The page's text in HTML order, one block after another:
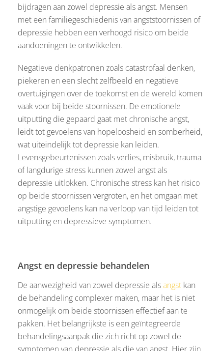
bijdragen aan zowel depressie als angst. Mensen
met een familiegeschiedenis van angststoornissen of
depressie hebben een verhoogd risico om beide
aandoeningen te ontwikkelen.
Negatieve denkpatronen zoals catastrofaal denken,
piekeren en een slecht zelfbeeld en negatieve
overtuigingen over de toekomst en de wereld komen
vaak voor bij beide stoornissen. De emotionele
uitputting die gepaard gaat met chronische angst,
leidt tot gevoelens van hopeloosheid en somberheid,
wat uiteindelijk tot depressie kan leiden.
Levensgebeurtenissen zoals verlies, misbruik, trauma
of langdurige stress kunnen zowel angst als
depressie uitlokken. Chronische stress kan het risico
op beide stoornissen vergroten, en het omgaan met
angstige gevoelens kan na verloop van tijd leiden tot
uitputting en depressieve symptomen.
Angst en depressie behandelen
De aanwezigheid van zowel depressie alsangst kan
de behandeling complexer maken, maar het is niet
onmogelijk om beide stoornissen effectief aan te
pakken. Het belangrijkste is een geïntegreerde
behandelingsaanpak die zich richt op zowel de